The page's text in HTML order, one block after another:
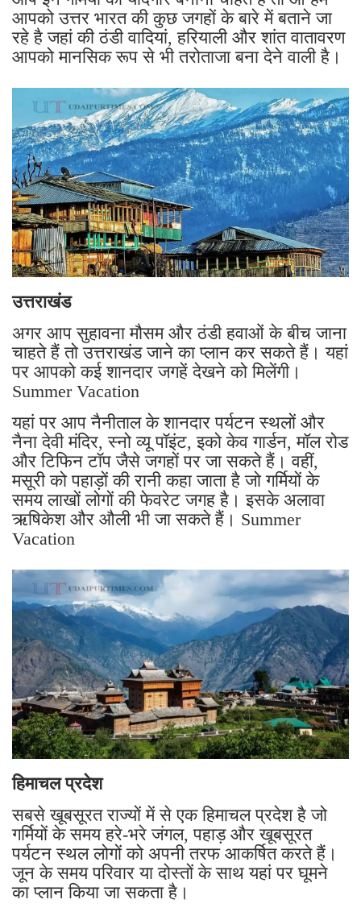
आपको उत्तर भारत की कुछ जगहों के बारे में बताने जा
रहे है जहां की ठंडी वादियां, हरियाली और शांत वातावरण
आपको मानसिक रूप से भी तरोताजा बना देने वाली है।
उत्तराखंड
अगर आप सुहावना मौसम और ठंडी हवाओं के बीच जाना
चाहते हैं तो उत्तराखंड जाने का प्लान कर सकते हैं। यहां
पर आपको कई शानदार जगहें देखने को मिलेंगी।
Summer Vacation
यहां पर आप नैनीताल के शानदार पर्यटन स्थलों और
नैना देवी मंदिर, स्नो व्यू पॉइंट, इको केव गार्डन, मॉल रोड
और टिफिन टॉप जैसे जगहों पर जा सकते हैं। वहीं,
मसूरी को पहाड़ों की रानी कहा जाता है जो गर्मियों के
समय लाखों लोगों की फेवरेट जगह है। इसके अलावा
ऋषिकेश और औली भी जा सकते हैं। Summer
Vacation
हिमाचल प्रदेश
सबसे खूबसूरत राज्यों में से एक हिमाचल प्रदेश है जो
गर्मियों के समय हरे-भरे जंगल, पहाड़ और खूबसूरत
पर्यटन स्थल लोगों को अपनी तरफ आकर्षित करते हैं।
जून के समय परिवार या दोस्तों के साथ यहां पर घूमने
का प्लान किया जा सकता है।